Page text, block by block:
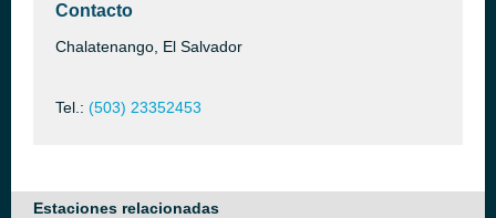
Contacto
Chalatenango, El Salvador
Tel.: (503) 23352453
Estaciones relacionadas